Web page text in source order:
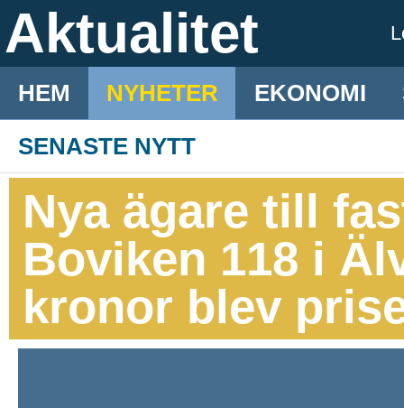
Aktualitet
HEM NYHETER EKONOMI
SENASTE NYTT
Nya ägare till
Boviken 118 i
kronor blev